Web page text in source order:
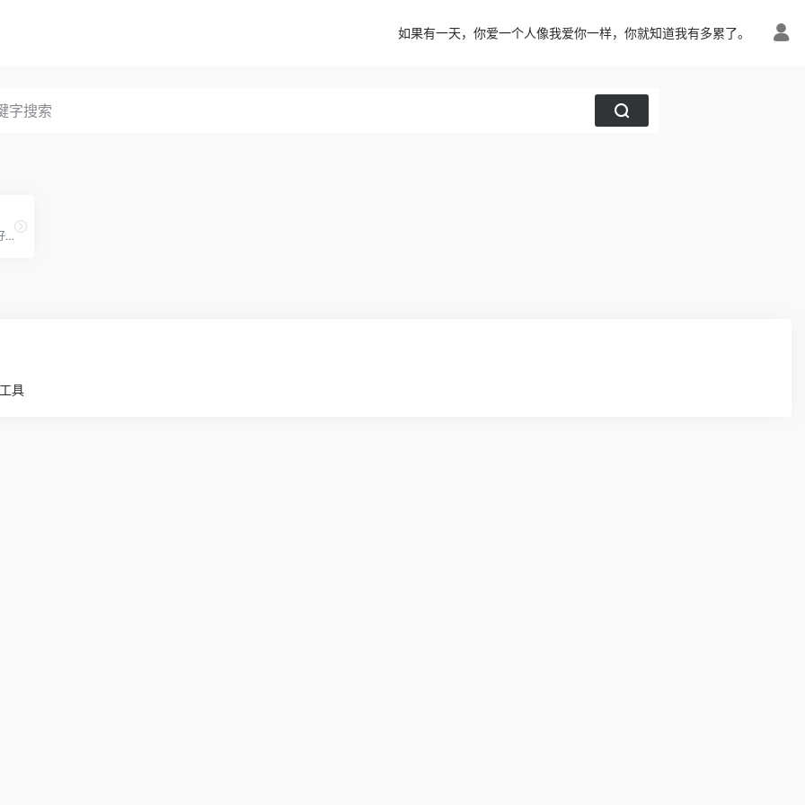
如果有一天，你爱一个人像我爱你一样，你就知道我有多累了。
中国最好大学排名、中国最好学科排名、世界大学学术排名（中文版）世界一流学科排名、中国两岸四地大学排名是由软科（www.shanghairanking. cn）发布。是学生高考择校、出国留学和社会各界了解分析国内外大学办学状况的重要参考。
具